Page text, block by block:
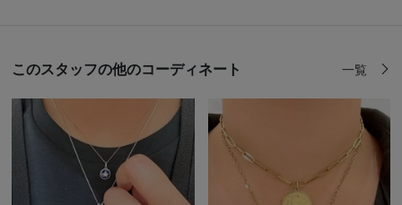
このスタッフの他のコーディネート 一覧